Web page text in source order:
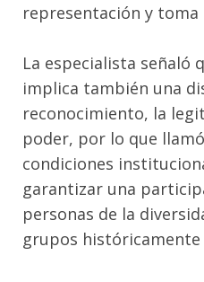
representación y toma
La especialista señaló
implica también una
reconocimiento, la
poder, por lo que
condiciones
garantizar una
personas de la
grupos históricamente